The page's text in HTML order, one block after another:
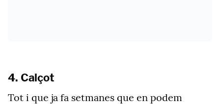
4. Calçot
Tot i que ja fa setmanes que en podem